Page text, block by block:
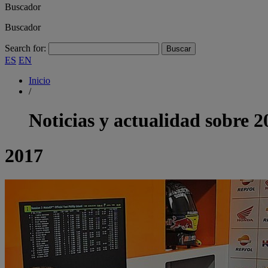
Buscador
Buscador
Search for:
ES EN
Inicio
/
Noticias y actualidad sobre
2017